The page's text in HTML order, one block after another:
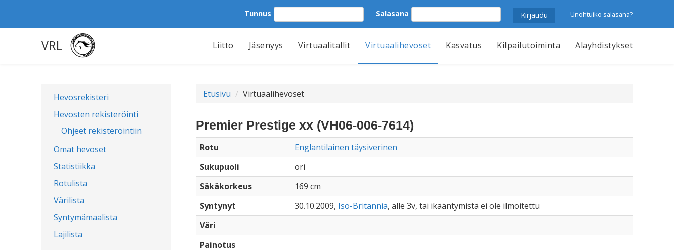
Tunnus Salasana Unohtuiko salasana?
VRL Liitto Jäsenyys Virtuaalitallit Virtuaalihevoset Kasvatus Kilpailutoiminta Alayhdistykset
Hevosrekisteri
Hevosten rekisteröinti
Ohjeet rekisteröintiin
Omat hevoset
Statistiikka
Rotulista
Värilista
Syntymämaalista
Lajilista
Etusivu Virtuaalihevoset
Premier Prestige xx (VH06-006-7614)
Rotu
Englantilainen täysiverinen
Sukupuoli
ori
Säkäkorkeus
169 cm
Syntynyt
30.10.2009, Iso-Britannia, alle 3v, tai ikääntymistä ei ole ilmoitettu
Väri
Painotus